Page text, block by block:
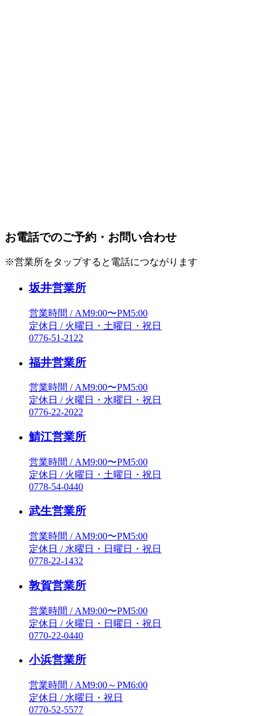
お電話でのご予約・お問い合わせ
※営業所をタップすると電話につながります
坂井営業所
営業時間 / AM9:00〜PM5:00
定休日 / 火曜日・土曜日・祝日
0776-51-2122
福井営業所
営業時間 / AM9:00〜PM5:00
定休日 / 火曜日・水曜日・祝日
0776-22-2022
鯖江営業所
営業時間 / AM9:00〜PM5:00
定休日 / 火曜日・土曜日・祝日
0778-54-0440
武生営業所
営業時間 / AM9:00〜PM5:00
定休日 / 水曜日・日曜日・祝日
0778-22-1432
敦賀営業所
営業時間 / AM9:00〜PM5:00
定休日 / 火曜日・日曜日・祝日
0770-22-0440
小浜営業所
営業時間 / AM9:00～PM6:00
定休日 / 水曜日・祝日
0770-52-5577